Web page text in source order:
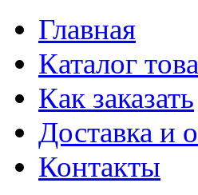
Главная
Каталог
Как заказать
Доставка и
Контакты